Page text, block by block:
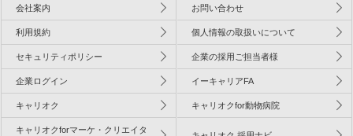
会社案内 お問い合わせ
利用規約 個人情報の取扱いについて
セキュリティポリシー 企業の採用ご担当者様
企業ログイン イーキャリアFA
キャリオク キャリオクfor動物病院
キャリオクforマーケ・クリエイタ